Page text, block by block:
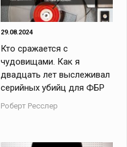
29.08.2024
Кто сражается с
чудовищами. Как я
двадцать лет выслеживал
серийных убийц для ФБР
Роберт Ресслер